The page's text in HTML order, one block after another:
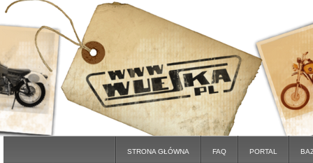
STRONA GŁÓWNA FAQ PORTAL